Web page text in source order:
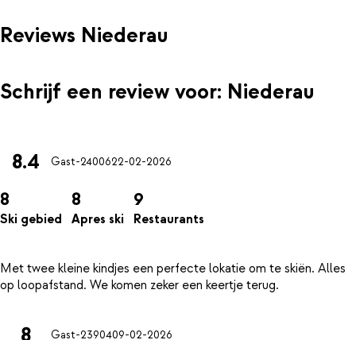
Reviews Niederau
Schrijf een review voor: Niederau
8.4 Gast-2400622-02-2026
8
Ski gebied
8
Apres ski
9
Restaurants
Met twee kleine kindjes een perfecte lokatie om te skiën. Alles
Gast-2390409-02-2026